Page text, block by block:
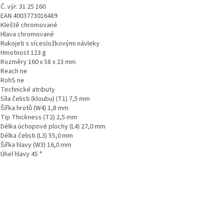
Č. výr. 31 25 160
EAN 4003773016489
Kleště chromované
Hlava chromované
Rukojeti s vícesložkovými návleky
Hmotnost 123 g
Rozměry 160 x 58 x 23 mm
Reach ne
RohS ne
Technické atributy
Síla čelisti (kloubu) (T1) 7,5 mm
Šířka hrotů (W4) 1,8 mm
Tip Thickness (T2) 2,5 mm
Délka úchopové plochy (L4) 27,0 mm
Délka čelisti (L3) 55,0 mm
Šířka hlavy (W3) 16,0 mm
Úhel hlavy 45 °